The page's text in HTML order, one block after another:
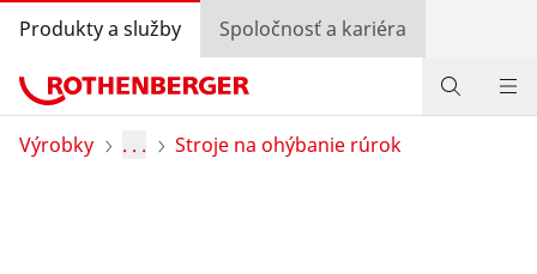
Produkty a služby Spoločnosť a kariéra
Produkty
Výrobky . . . Stroje na ohýbanie rúrok